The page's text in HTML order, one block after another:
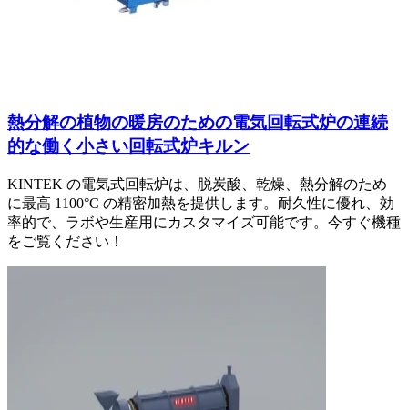
熱分解の植物の暖房のための電気回転式炉の連続
的な働く小さい回転式炉キルン
KINTEK の電気式回転炉は、脱炭酸、乾燥、熱分解のため
に最高 1100°C の精密加熱を提供します。耐久性に優れ、効
率的で、ラボや生産用にカスタマイズ可能です。今すぐ機種
をご覧ください！